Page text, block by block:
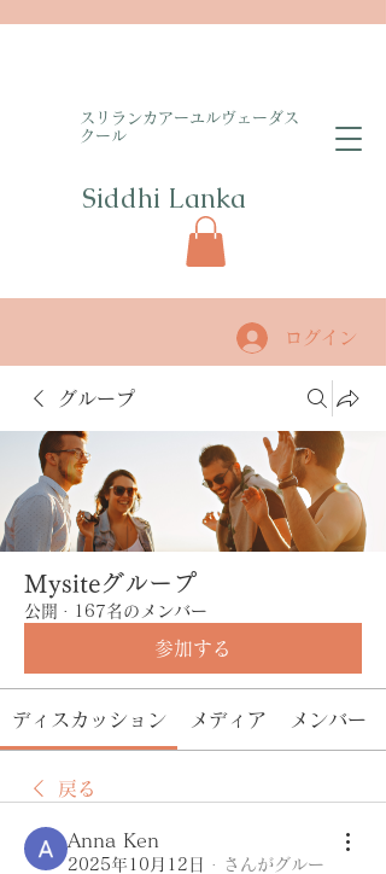
​スリランカアーユルヴェーダス
クール
Siddhi Lanka​
ログイン
グループ
Mysiteグループ
公開 · 167名のメンバー
参加する
ディスカッション メディア メンバー
戻る
Anna Ken
2025年10月12日 ·
さんがグルー